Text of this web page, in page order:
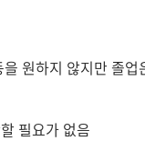
원하지 않지만 졸업
필요가 없음